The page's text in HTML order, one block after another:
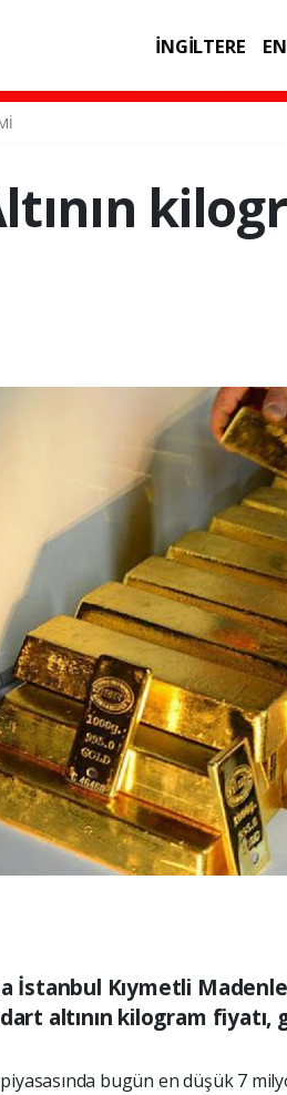
İNGİLTERE
İstanbul Kıymetli
altının kilogram fiyatı,
piyasasında bugün en düşük 7